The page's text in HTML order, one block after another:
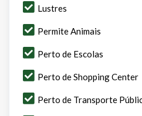
Lustres
Permite Animais
Perto de Escolas
Perto de Shopping Center
Perto de Transporte